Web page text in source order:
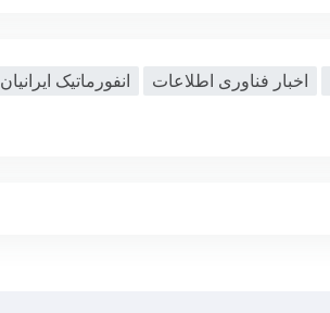
اخبار فناوری اطلاعات انفورماتیک ایرانیان